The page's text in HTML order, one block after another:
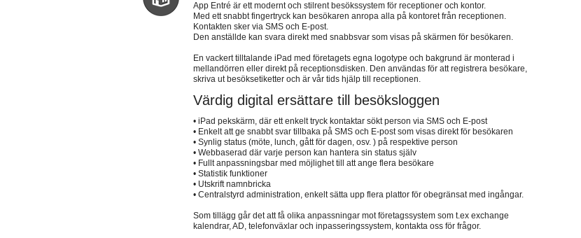
App Entré är ett modernt och stilrent besökssystem för receptioner och kontor.
Med ett snabbt fingertryck kan besökaren anropa alla på kontoret från receptionen.
Kontakten sker via SMS och E-post.
Den anställde kan svara direkt med snabbsvar som visas på skärmen för besökaren.
En vackert tilltalande iPad med företagets egna logotype och bakgrund är monterad i
mellandörren eller direkt på receptionsdisken. Den användas för att registrera besökare,
skriva ut besöksetiketter och är vår tids hjälp till receptionen.
Värdig digital ersättare till besöksloggen
• iPad pekskärm, där ett enkelt tryck kontaktar sökt person via SMS och E-post
• Enkelt att ge snabbt svar tillbaka på SMS och E-post som visas direkt för besökaren
• Synlig status (möte, lunch, gått för dagen, osv. ) på respektive person
• Webbaserad där varje person kan hantera sin status själv
• Fullt anpassningsbar med möjlighet till att ange flera besökare
• Statistik funktioner
• Utskrift namnbricka
• Centralstyrd administration, enkelt sätta upp flera plattor för obegränsat med ingångar.
Som tillägg går det att få olika anpassningar mot företagssystem som t.ex exchange
kalendrar, AD, telefonväxlar och inpasseringssystem, kontakta oss för frågor.